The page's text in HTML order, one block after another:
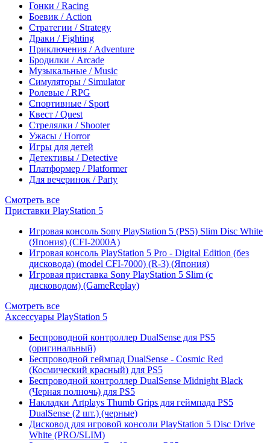
Гонки / Racing
Боевик / Action
Стратегии / Strategy
Драки / Fighting
Приключения / Adventure
Бродилки / Arcade
Музыкальные / Music
Симуляторы / Simulator
Ролевые / RPG
Спортивные / Sport
Квест / Quest
Стрелялки / Shooter
Ужасы / Horror
Игры для детей
Детективы / Detective
Платформер / Platformer
Для вечеринок / Party
Смотреть все
Приставки PlayStation 5
Игровая консоль Sony PlayStation 5 (PS5) Slim Disc White
(Япония) (CFI-2000A)
Игровая консоль PlayStation 5 Pro - Digital Edition (без
дисковода) (model CFI-7000) (R-3) (Япония)
Игровая приставка Sony PlayStation 5 Slim (с
дисководом) (GameReplay)
Смотреть все
Аксессуары PlayStation 5
Беспроводной контроллер DualSense для PS5
(оригинальный)
Беспроводной геймпад DualSense - Cosmic Red
(Космический красный) для PS5
Беспроводной контроллер DualSense Midnight Black
(Черная полночь) для PS5
Накладки Artplays Thumb Grips для геймпада PS5
DualSense (2 шт.) (черные)
Дисковод для игровой консоли PlayStation 5 Disc Drive
White (PRO/SLIM)